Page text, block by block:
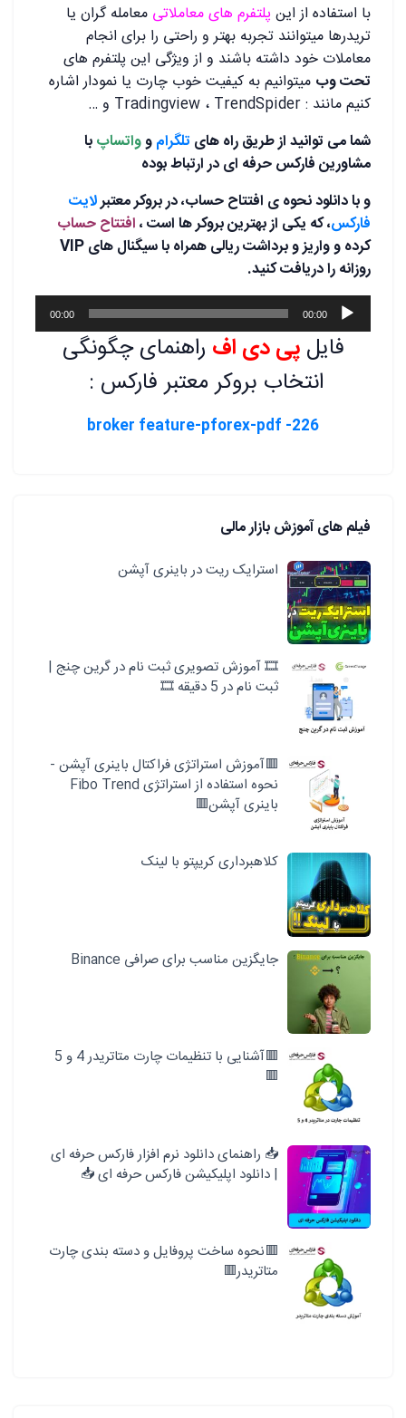
با استفاده از اینپلتفرم های معاملاتی معامله گران یا
تریدرها میتوانند تجربه بهتر و راحتی را برای انجام
معاملات خود داشته باشند و از ویژگی این پلتفرم های
تحت وب میتوانیم به کیفیت خوب چارت یا نمودار اشاره
کنیم مانند : Tradingview ، TrendSpider و …
شما می توانید از طریق راه های تلگراموواتساپبا
مشاورین فارکس حرفه ای در ارتباط بوده
و با دانلود نحوه ی افتتاح حساب، در بروکر معتبرلایت
فارکس، که یکی از بهترین بروکر ها است ،افتتاح حساب
کرده و واریز و برداشت ریالی همراه با سیگنال های VIP
روزانه را دریافت کنید.
پخش‌کننده
صوت
00:00
00:00
فایلپی دی اف راهنمای چگونگی
انتخاب بروکر معتبر فارکس :
226- broker feature-pforex-pdf
فیلم های آموزش بازار مالی
استرایک ریت در باینری آپشن
🎞️ آموزش تصویری ثبت نام در گرین چنج |
ثبت نام در 5 دقیقه 🎞️
🟥آموزش استراتژی فراکتال باینری آپشن -
نحوه استفاده از استراتژی Fibo Trend
باینری آپشن🟥
کلاهبرداری کریپتو با لینک
جایگزین مناسب برای صرافی Binance
🟥آشنایی با تنظیمات چارت متاتریدر 4 و 5
🟥
📥 راهنمای دانلود نرم افزار فارکس حرفه ای
| دانلود اپلیکیشن فارکس حرفه ای 📥
🟥نحوه ساخت پروفایل و دسته بندی چارت
متاتریدر🟥